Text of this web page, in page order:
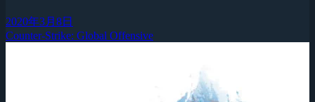
2020年3月8日
Counter-Strike: Global Offensive